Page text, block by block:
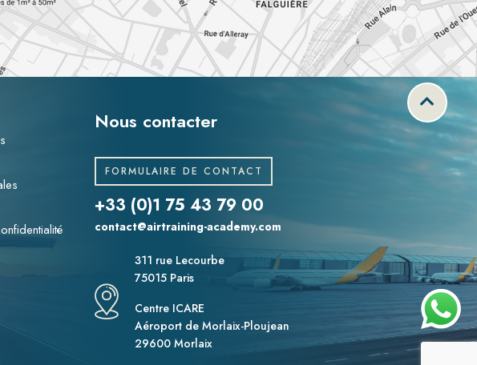
Nous contacter
FORMULAIRE DE CONTACT
+33 (0)1 75 43 79 00
contact@airtraining-academy.com
311 rue Lecourbe
75015 Paris
Centre ICARE
Aéroport de Morlaix-Ploujean
29600 Morlaix